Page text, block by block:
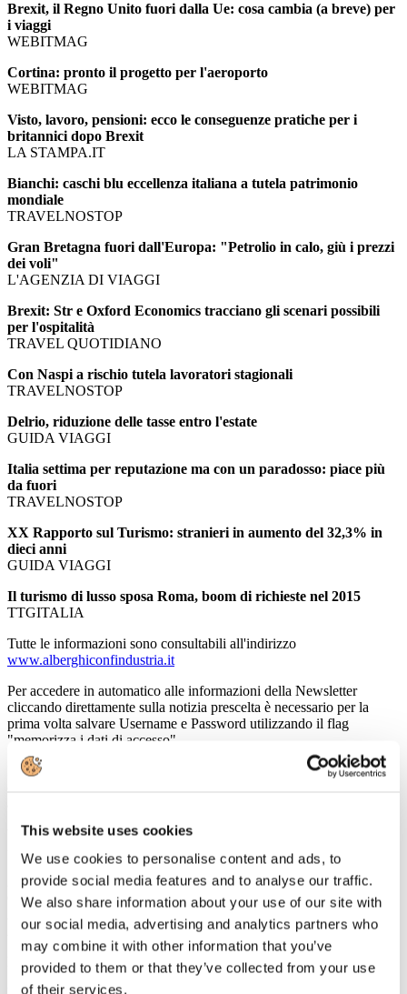
This website uses cookies
We use cookies to personalise content and ads, to
provide social media features and to analyse our traffic.
We also share information about your use of our site with
our social media, advertising and analytics partners who
may combine it with other information that you’ve
provided to them or that they’ve collected from your use
of their services.
Brexit, il Regno Unito fuori dalla Ue: cosa cambia (a breve) per
i viaggi
WEBITMAG
Cortina: pronto il progetto per l'aeroporto
WEBITMAG
Visto, lavoro, pensioni: ecco le conseguenze pratiche per i
britannici dopo Brexit
LA STAMPA.IT
Bianchi: caschi blu eccellenza italiana a tutela patrimonio
mondiale
TRAVELNOSTOP
Gran Bretagna fuori dall'Europa: "Petrolio in calo, giù i prezzi
dei voli"
L'AGENZIA DI VIAGGI
Brexit: Str e Oxford Economics tracciano gli scenari possibili
per l'ospitalità
TRAVEL QUOTIDIANO
Con Naspi a rischio tutela lavoratori stagionali
TRAVELNOSTOP
Delrio, riduzione delle tasse entro l'estate
GUIDA VIAGGI
Italia settima per reputazione ma con un paradosso: piace più
da fuori
TRAVELNOSTOP
XX Rapporto sul Turismo: stranieri in aumento del 32,3% in
dieci anni
GUIDA VIAGGI
Il turismo di lusso sposa Roma, boom di richieste nel 2015
TTGITALIA
Tutte le informazioni sono consultabili all'indirizzo
www.alberghiconfindustria.it
Per accedere in automatico alle informazioni della Newsletter
cliccando direttamente sulla notizia prescelta è necessario per la
prima volta salvare Username e Password utilizzando il flag
"memorizza i dati di accesso".
Nel caso in cui non vi ricordate o non siete provvisti delle
V.le Pasteur, 10 - 00144 Roma (RM), Italia T +39.06.5924274 F
+39.06.54281933 - info@alberghiconfindustria.it
Giugno
Associazione Italiana Confindustria Alberghi
Newsletter N. 114 del 24/06/2016